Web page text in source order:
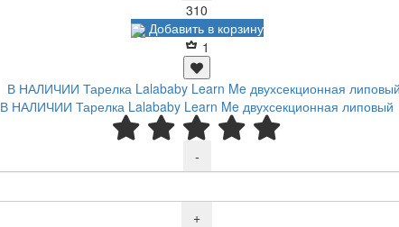
310
Добавить в корзину
1
В НАЛИЧИИ Тарелка Lalababy Learn Me двухсекционная липовый
-
+